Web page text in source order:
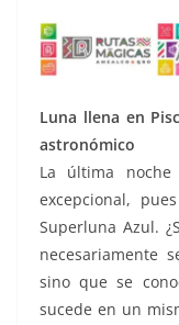
Luna llena en
astronómico
La última
excepcional,
Superluna Azul.
necesariamente
sino que se
sucede en un